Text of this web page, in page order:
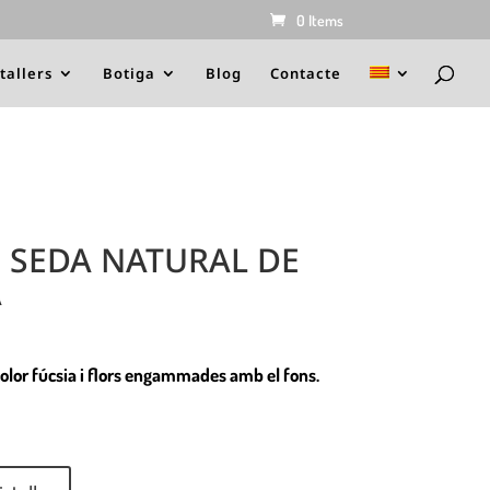
0 Items
Botiga Blog Contacte
NATURAL DE
fúcsia i flors engammades amb el fons.